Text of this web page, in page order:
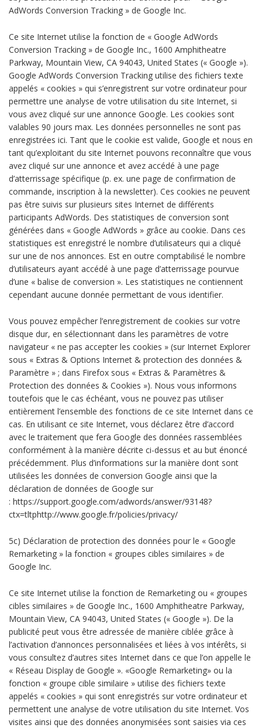
AdWords Conversion Tracking » de Google Inc.
Ce site Internet utilise la fonction de « Google AdWords
Conversion Tracking » de Google Inc., 1600 Amphitheatre
Parkway, Mountain View, CA 94043, United States (« Google »).
Google AdWords Conversion Tracking utilise des fichiers texte
appelés « cookies » qui s’enregistrent sur votre ordinateur pour
permettre une analyse de votre utilisation du site Internet, si
vous avez cliqué sur une annonce Google. Les cookies sont
valables 90 jours max. Les données personnelles ne sont pas
enregistrées ici. Tant que le cookie est valide, Google et nous en
tant qu’exploitant du site Internet pouvons reconnaître que vous
avez cliqué sur une annonce et avez accédé à une page
d’atterrissage spécifique (p. ex. une page de confirmation de
commande, inscription à la newsletter). Ces cookies ne peuvent
pas être suivis sur plusieurs sites Internet de différents
participants AdWords. Des statistiques de conversion sont
générées dans « Google AdWords » grâce au cookie. Dans ces
statistiques est enregistré le nombre d’utilisateurs qui a cliqué
sur une de nos annonces. Est en outre comptabilisé le nombre
d’utilisateurs ayant accédé à une page d’atterrissage pourvue
d’une « balise de conversion ». Les statistiques ne contiennent
cependant aucune donnée permettant de vous identifier.
Vous pouvez empêcher l’enregistrement de cookies sur votre
disque dur, en sélectionnant dans les paramètres de votre
navigateur « ne pas accepter les cookies » (sur Internet Explorer
sous « Extras & Options Internet & protection des données &
Paramètre » ; dans Firefox sous « Extras & Paramètres &
Protection des données & Cookies »). Nous vous informons
toutefois que le cas échéant, vous ne pouvez pas utiliser
entièrement l’ensemble des fonctions de ce site Internet dans ce
cas. En utilisant ce site Internet, vous déclarez être d’accord
avec le traitement que fera Google des données rassemblées
conformément à la manière décrite ci-dessus et au but énoncé
précédemment. Plus d’informations sur la manière dont sont
utilisées les données de conversion Google ainsi que la
déclaration de données de Google sur
: https://support.google.com/adwords/answer/93148?
ctx=tltphttp://www.google.fr/policies/privacy/
5c) Déclaration de protection des données pour le « Google
Remarketing » la fonction « groupes cibles similaires » de
Google Inc.
Ce site Internet utilise la fonction de Remarketing ou « groupes
cibles similaires » de Google Inc., 1600 Amphitheatre Parkway,
Mountain View, CA 94043, United States (« Google »). De la
publicité peut vous être adressée de manière ciblée grâce à
l’activation d’annonces personnalisées et liées à vos intérêts, si
vous consultez d’autres sites Internet dans ce que l’on appelle le
« Réseau Display de Google ». «Google Remarketing» ou la
fonction « groupe cible similaire » utilise des fichiers texte
appelés « cookies » qui sont enregistrés sur votre ordinateur et
permettent une analyse de votre utilisation du site Internet. Vos
visites ainsi que des données anonymisées sont saisies via ces